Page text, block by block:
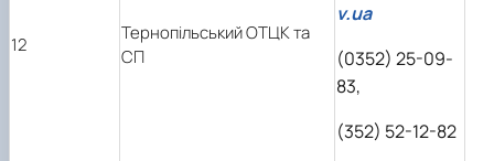
12
Тернопільський ОТЦК та
СП
v.ua
(0352) 25-09-
83,
(352) 52-12-82